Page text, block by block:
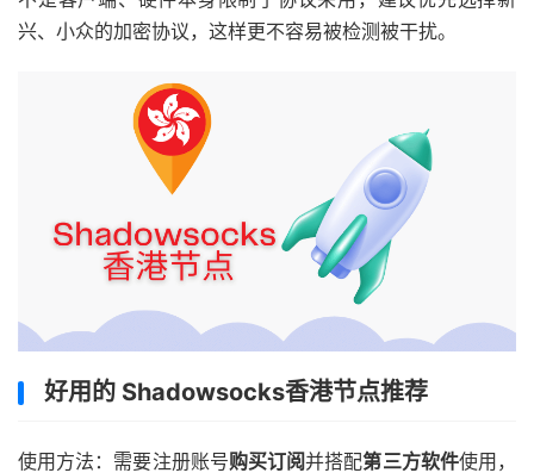
兴、小众的加密协议，这样更不容易被检测被干扰。
好用的 Shadowsocks香港节点推荐
使用方法：需要注册账号购买订阅并搭配第三方软件使用，